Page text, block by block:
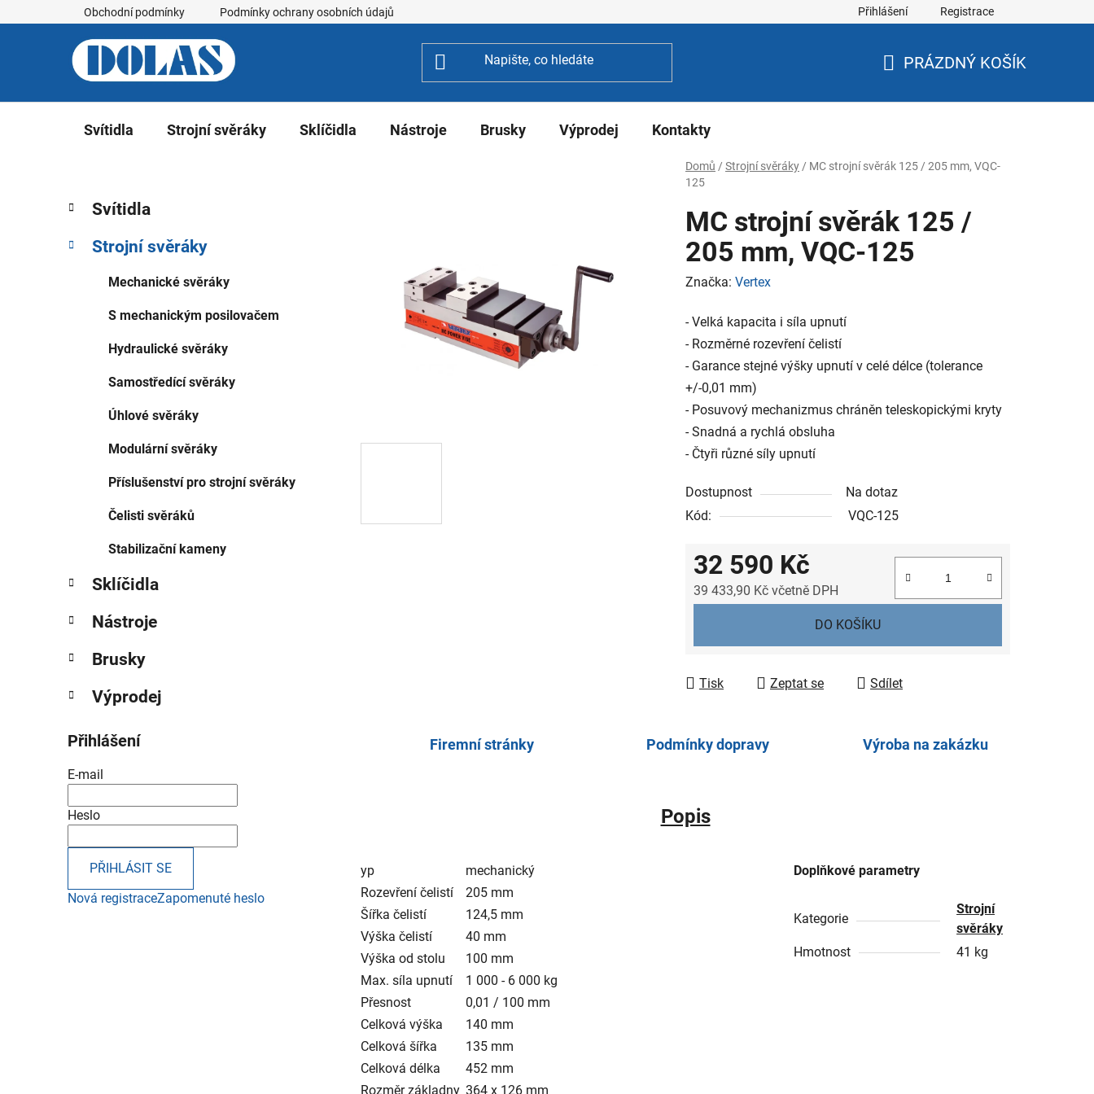
na
Obchodní podmínky Podmínky ochrany osobních údajů Přihlášení Registrace
PRÁZDNÝ KOŠÍK
Svítidla Strojní svěráky Sklíčidla Nástroje Brusky Výprodej Kontakty
Domů / Strojní svěráky / MC strojní svěrák 125 / 205 mm, VQC-
125
P
s
kategorie
a
e
Svítidla
Strojní svěráky
Mechanické svěráky
S mechanickým posilovačem
Hydraulické svěráky
Samostředící svěráky
Úhlové svěráky
Modulární svěráky
Příslušenství pro strojní svěráky
Čelisti svěráků
Stabilizační kameny
Sklíčidla
Nástroje
Brusky
Výprodej
Přihlášení
E-mail
Heslo
PŘIHLÁSIT SE
Nová registraceZapomenuté heslo
MC strojní svěrák 125 /
205 mm, VQC-125
Značka: Vertex
- Velká kapacita i síla upnutí
- Rozměrné rozevření čelistí
- Garance stejné výšky upnutí v celé délce (tolerance
+/-0,01 mm)
- Posuvový mechanizmus chráněn teleskopickými kryty
- Snadná a rychlá obsluha
- Čtyři různé síly upnutí
Dostupnost
Na dotaz
Kód:
VQC-125
32 590 Kč
39 433,90 Kč včetně DPH
DO KOŠÍKU
Tisk Zeptat se Sdílet
Firemní stránky Podmínky dopravy Výroba na zakázku
Popis
yp
mechanický
Rozevření čelistí
205 mm
Šířka čelistí
124,5 mm
Výška čelistí
40 mm
Výška od stolu
100 mm
Max. síla upnutí
1 000 - 6 000 kg
Přesnost
0,01 / 100 mm
Celková výška
140 mm
Celková šířka
135 mm
Celková délka
452 mm
Rozměr základny 364 x 126 mm
Doplňkové parametry
Kategorie
Strojní
svěráky
Hmotnost
41 kg